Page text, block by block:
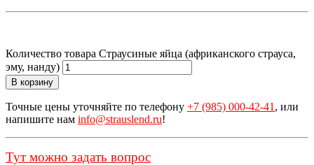
Количество товара Страусиные яйца (африканского страуса,
эму, нанду)
В корзину
Точные цены уточняйте по телефону +7 (985) 000-42-41 , или
напишите нам info@strauslend.ru!
Тут можно задать вопрос